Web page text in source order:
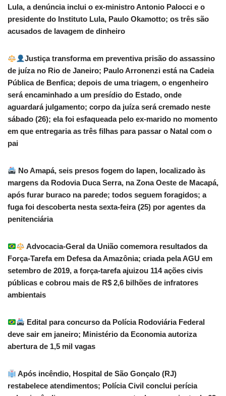
Lula, a denúncia inclui o ex-ministro Antonio Palocci e o
presidente do Instituto Lula, Paulo Okamotto; os três são
acusados de lavagem de dinheiro
Justiça transforma em preventiva prisão do assassino
de juíza no Rio de Janeiro; Paulo Arronenzi está na Cadeia
Pública de Benfica; depois de uma triagem, o engenheiro
será encaminhado a um presídio do Estado, onde
aguardará julgamento; corpo da juíza será cremado neste
sábado (26); ela foi esfaqueada pelo ex-marido no momento
em que entregaria as três filhas para passar o Natal com o
pai
No Amapá, seis presos fogem do Iapen, localizado às
margens da Rodovia Duca Serra, na Zona Oeste de Macapá,
após furar buraco na parede; todos seguem foragidos; a
fuga foi descoberta nesta sexta-feira (25) por agentes da
penitenciária
Advocacia-Geral da União comemora resultados da
Força-Tarefa em Defesa da Amazônia; criada pela AGU em
setembro de 2019, a força-tarefa ajuizou 114 ações civis
públicas e cobrou mais de R$ 2,6 bilhões de infratores
ambientais
Edital para concurso da Polícia Rodoviária Federal
deve sair em janeiro; Ministério da Economia autoriza
abertura de 1,5 mil vagas
Após incêndio, Hospital de São Gonçalo (RJ)
restabelece atendimentos; Polícia Civil conclui perícia